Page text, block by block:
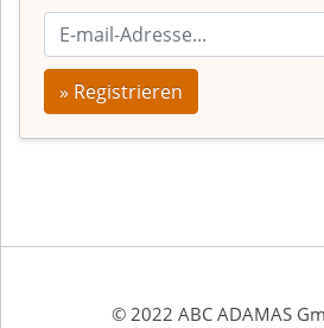
» Registrieren
© 2022 ABC ADAMAS